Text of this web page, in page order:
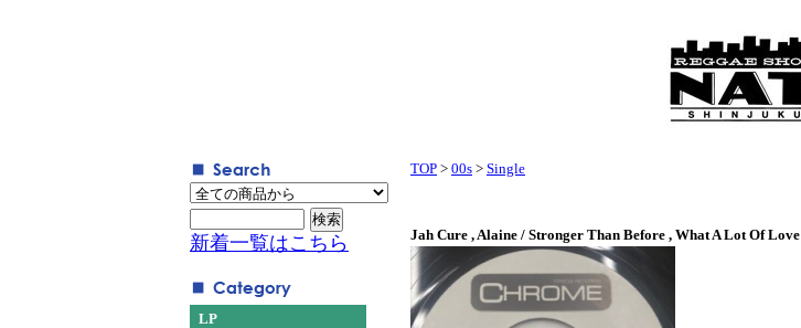
TOP > 00s > Single
Jah Cure , Alaine / Stronger Than Before , What A Lot Of Love
新着一覧はこちら
LP